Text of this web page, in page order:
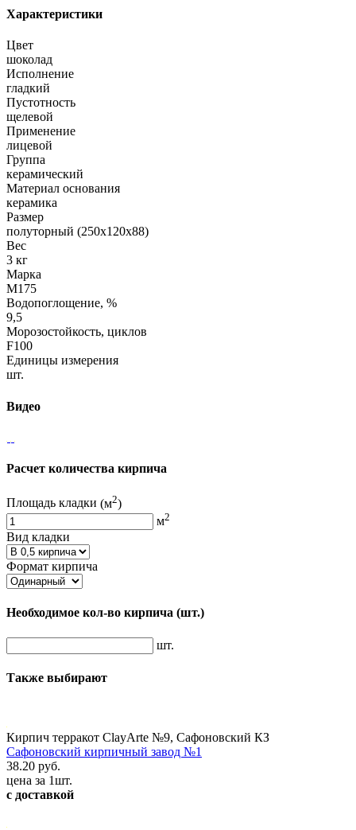
Характеристики
Цвет
шоколад
Исполнение
гладкий
Пустотность
щелевой
Применение
лицевой
Группа
керамический
Материал основания
керамика
Размер
полуторный (250х120х88)
Вес
3 кг
Марка
М175
Водопоглощение, %
9,5
Морозостойкость, циклов
F100
Единицы измерения
шт.
Видео
Расчет количества кирпича
Площадь кладки (м2)
м2
Вид кладки
Формат кирпича
Необходимое кол-во кирпича (шт.)
шт.
Также выбирают
Кирпич терракот ClayArte №9, Сафоновский КЗ
Сафоновский кирпичный завод №1
38.20 руб.
цена за 1шт.
с доставкой